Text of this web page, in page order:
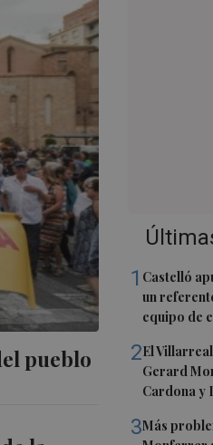
pueblo
1 Castelló
un
equipo de
2El
Gerard
Cardona y
3Más